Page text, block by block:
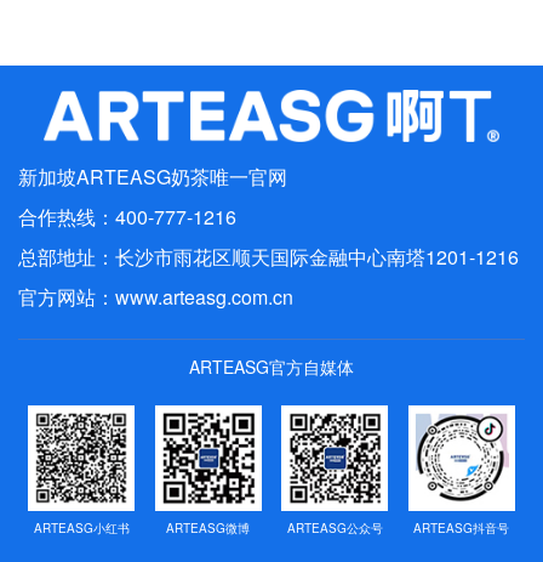
媒体报道
联系我们
新加坡ARTEASG奶茶唯一官网
合作热线：400-777-1216
总部地址：长沙市雨花区顺天国际金融中心南塔1201-1216
官方网站： www.arteasg.com.cn
ARTEASG官方自媒体
ARTEASG小红书 ARTEASG微博 ARTEASG公众号 ARTEASG抖音号